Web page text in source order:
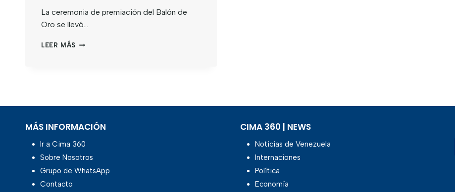
La ceremonia de premiación del Balón de
Oro se llevó…
LEER MÁS
MÁS INFORMACIÓN
Ir a Cima 360
Sobre Nosotros
Grupo de WhatsApp
Contacto
CIMA 360 | NEWS
Noticias de Venezuela
Internaciones
Política
Economía